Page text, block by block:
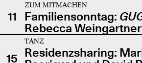
11
ZUM MITMACHEN
Familiensonntag:
Rebecca Weingartner
15
TANZ
Residenzsharing: